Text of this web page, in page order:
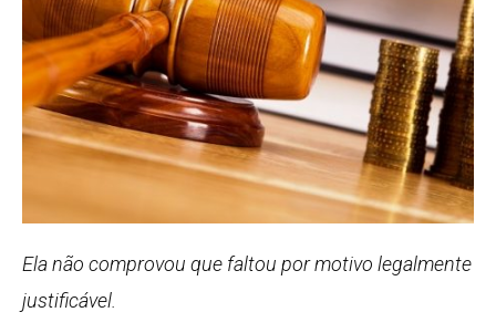
Ela não comprovou que faltou por motivo legalmente
justificável.